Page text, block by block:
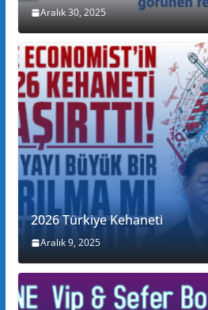
Aralık 30, 2025
2026 Türkiye Kehaneti
Aralık 9, 2025